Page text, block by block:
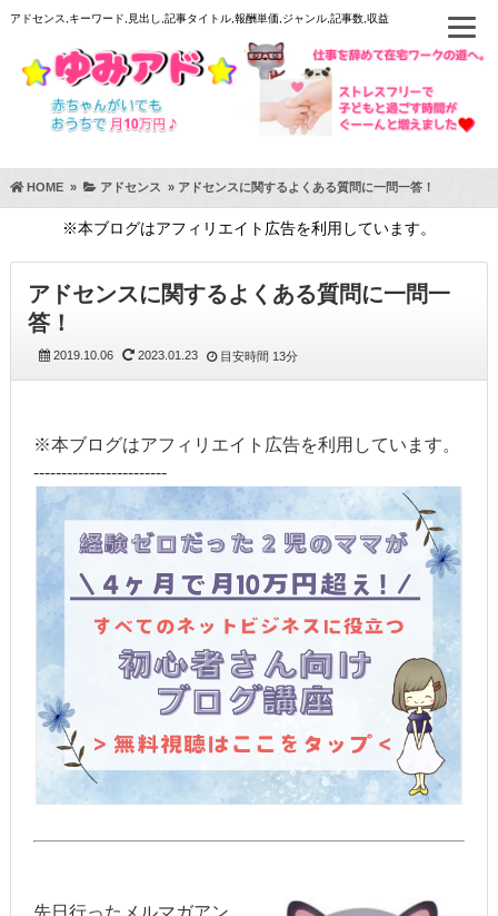
アドセンス,キーワード,見出し,記事タイトル,報酬単価,ジャンル,記事数,収益
HOME» アドセンス » アドセンスに関するよくある質問に一問一答！
※本ブログはアフィリエイト広告を利用しています。
アドセンスに関するよくある質問に一問一
答！
2019.10.06 2023.01.23 目安時間 13分
※本ブログはアフィリエイト広告を利用しています。
------------------------